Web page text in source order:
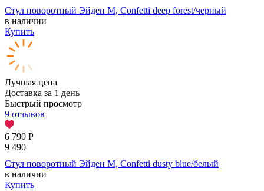
Стул поворотный Эйден М, Confetti deep forest/черный
в наличии
Купить
Лучшая цена
Доставка за 1 день
Быстрый просмотр
9 отзывов
6 790 Р
9 490
Стул поворотный Эйден М, Confetti dusty blue/белый
в наличии
Купить